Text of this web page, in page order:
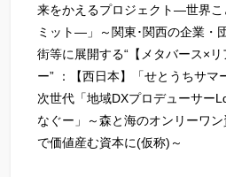
来をかえるプロジェクト―世界こ
ミット―」～関東･関西の企業・
街等に展開する“【メタバース×
ー” ：【西日本】「せとうちサマ
次世代「地域DXプロデューサー
なぐー」～森と海のオンリーワ
で価値産む資本に(仮称)～